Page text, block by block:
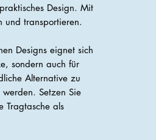
Design. Mit
und transportieren.
Designs eignet sich
sondern auch für
Alternative zu
Setzen Sie
Tragtasche als